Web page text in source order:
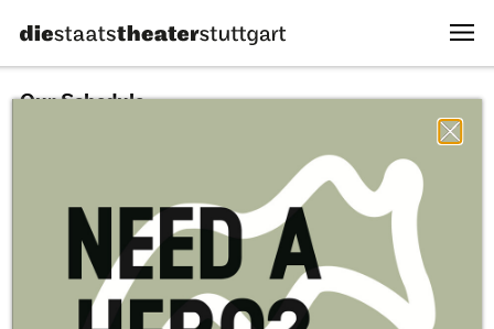
Our Schedule
All productions
All locations
Fri, 11.09.2026